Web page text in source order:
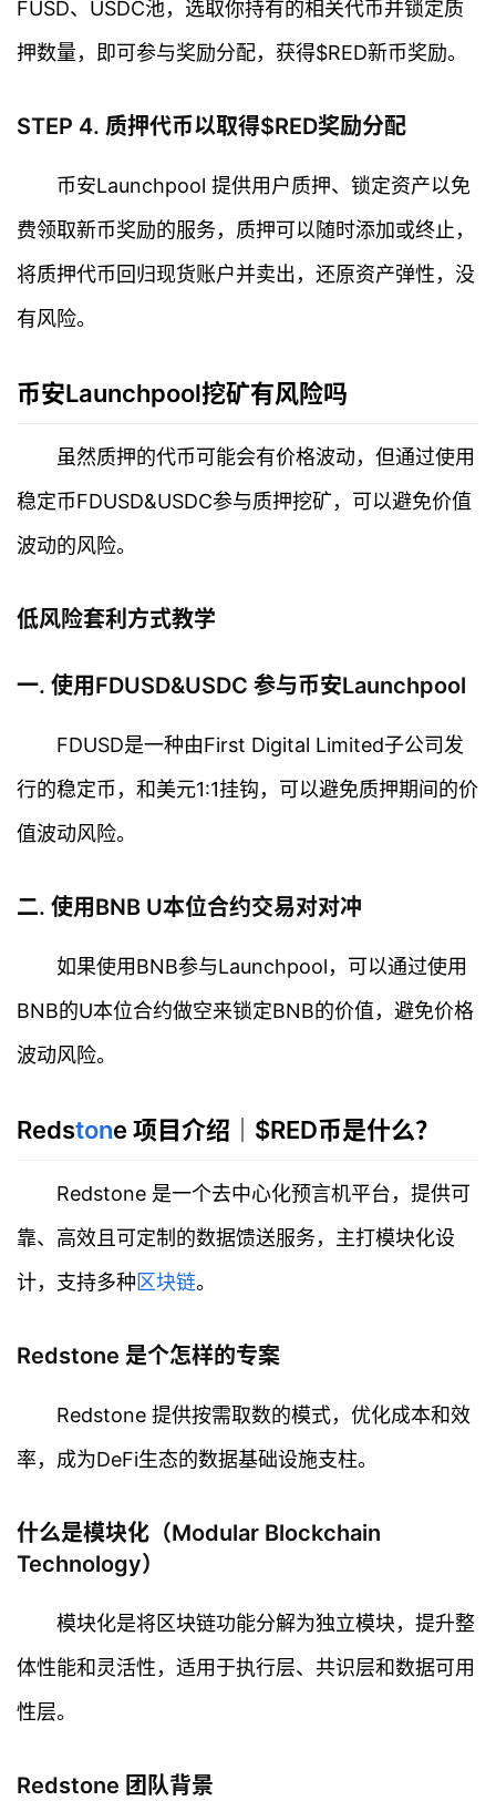
FUSD、USDC池，选取你持有的相关代币并锁定质
押数量，即可参与奖励分配，获得$RED新币奖励。
STEP 4. 质押代币以取得$RED奖励分配
币安Launchpool 提供用户质押、锁定资产以免
费领取新币奖励的服务，质押可以随时添加或终止，
将质押代币回归现货账户并卖出，还原资产弹性，没
有风险。
币安Launchpool挖矿有风险吗
虽然质押的代币可能会有价格波动，但通过使用
稳定币FDUSD&USDC参与质押挖矿，可以避免价值
波动的风险。
低风险套利方式教学
一. 使用FDUSD&USDC 参与币安Launchpool
FDUSD是一种由First Digital Limited子公司发
行的稳定币，和美元1:1挂钩，可以避免质押期间的价
值波动风险。
二. 使用BNB U本位合约交易对对冲
如果使用BNB参与Launchpool，可以通过使用
BNB的U本位合约做空来锁定BNB的价值，避免价格
波动风险。
Redstone 项目介绍｜$RED币是什么？
Redstone 是一个去中心化预言机平台，提供可
靠、高效且可定制的数据馈送服务，主打模块化设
计，支持多种区块链。
Redstone 是个怎样的专案
Redstone 提供按需取数的模式，优化成本和效
率，成为DeFi生态的数据基础设施支柱。
什么是模块化（Modular Blockchain
Technology）
模块化是将区块链功能分解为独立模块，提升整
体性能和灵活性，适用于执行层、共识层和数据可用
性层。
Redstone 团队背景